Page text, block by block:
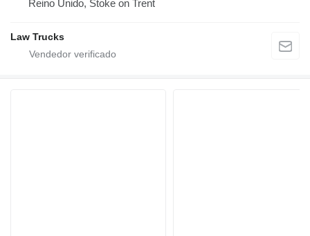
Reino Unido, Stoke on Trent
Law Trucks